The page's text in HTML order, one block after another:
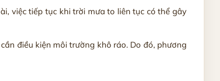
việc tiếp tục khi trời mưa to liên tục có thể gây
điều kiện môi trường khô ráo. Do đó, phương